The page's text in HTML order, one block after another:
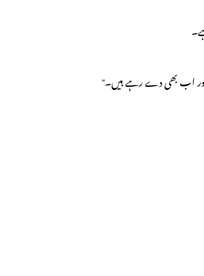
اور اب بھی دے رہے ہیں۔”